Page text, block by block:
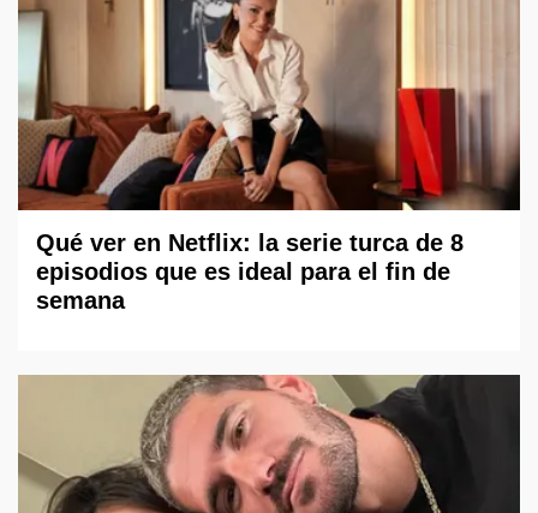
Qué ver en Netflix: la serie turca de 8
episodios que es ideal para el fin de
semana